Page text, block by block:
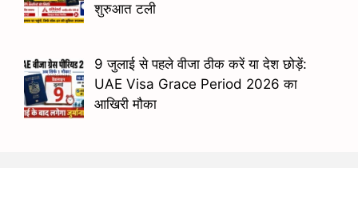
शुरुआत टली
9 जुलाई से पहले वीजा ठीक करें या देश छोड़ें:
UAE Visa Grace Period 2026 का
आखिरी मौका